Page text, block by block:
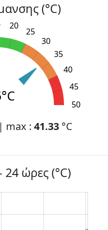
(°C)
20
25
30
35
40
45
50
max : 41.33°C
ώρες (°C)